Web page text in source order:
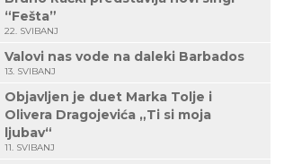
“Fešta”
22. SVIBANJ
Valovi nas vode na daleki Barbados
13. SVIBANJ
Objavljen je duet Marka Tolje i
Olivera Dragojevića „Ti si moja
ljubav“
11. SVIBANJ